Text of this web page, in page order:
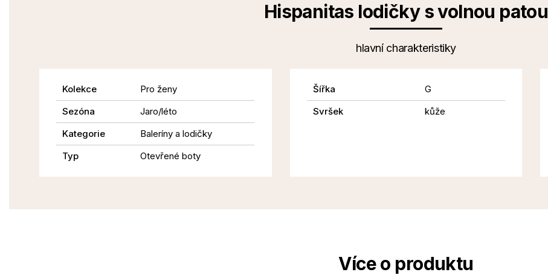
Hispanitas lodičky s volnou patou
hlavní charakteristiky
Kolekce
Pro ženy
Sezóna
Jaro/léto
Kategorie
Baleríny a lodičky
Typ
Otevřené boty
Šířka
G
Svršek
kůže
Více o produktu